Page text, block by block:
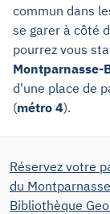
commun dans
se garer à côté
pourrez vous
Montparnasse-
d'une place de
(métro 4).
Réservez votre
du
Bibliothèque